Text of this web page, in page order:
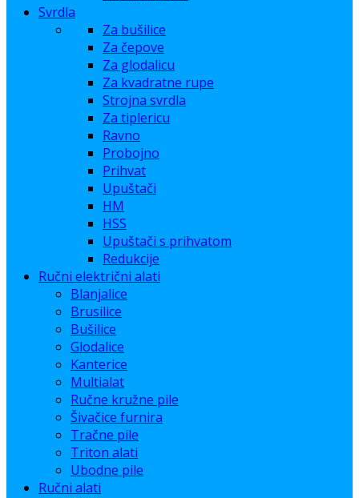
Svrdla
Za bušilice
Za čepove
Za glodalicu
Za kvadratne rupe
Strojna svrdla
Za tiplericu
Ravno
Probojno
Prihvat
Upuštači
HM
HSS
Upuštači s prihvatom
Redukcije
Ručni električni alati
Blanjalice
Brusilice
Bušilice
Glodalice
Kanterice
Multialat
Ručne kružne pile
Šivačice furnira
Tračne pile
Triton alati
Ubodne pile
Ručni alati